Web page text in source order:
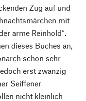
Zug auf und
mit
arme Reinhold“.
dieses Buches an,
schon sehr
erst zwanzig
Seiffener
nicht kleinlich